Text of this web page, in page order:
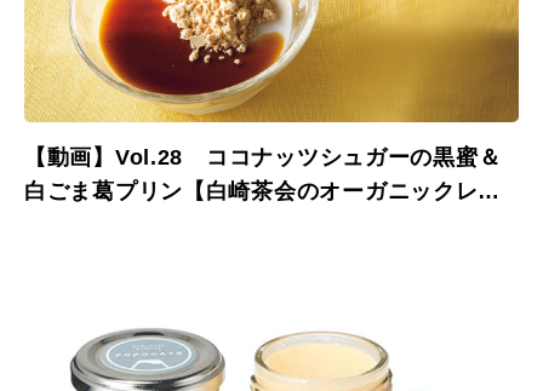
【動画】Vol.28 ココナッツシュガーの黒蜜＆
白ごま葛プリン【白崎茶会のオーガニックレシ